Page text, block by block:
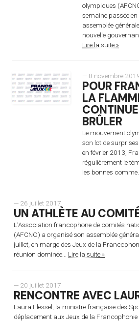
olympiques
semaine passée
assemblée
nouvelle
Lire la suite »
— 8 novembre
POUR
LA
BRÛLER
Le mouvement
son lot de
en février 2013,
régulièrement le
les bonnes comme...
— 26 juillet 2017
UN ATHLÈTE AU
L’Association francophone de comités
(AFCNO) a organisé son assemblée
juillet, en marge des Jeux de la
réunion dominée... Lire la suite »
— 20 juillet 2017
RENCONTRE AVEC
Laura Flessel, la ministre française des
déplacement aux Jeux de la